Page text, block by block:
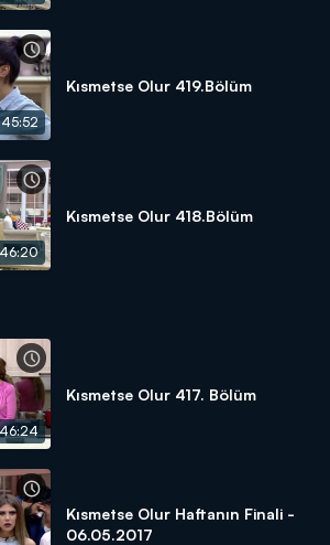
Kısmetse Olur 419.Bölüm
Kısmetse Olur 418.Bölüm
Kısmetse Olur 417. Bölüm
Kısmetse Olur Haftanın Finali -
06.05.2017